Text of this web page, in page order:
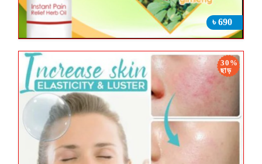
৳ 690
30%
ছাড়